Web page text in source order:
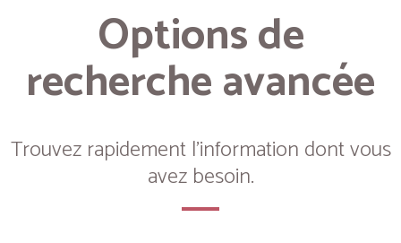
Options de
recherche avancée
Trouvez rapidement l'information dont vous
avez besoin.